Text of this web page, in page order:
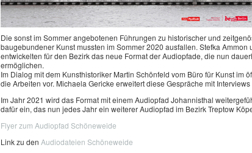
Die sonst im Sommer angebotenen Führungen zu historischer und
baugebundener Kunst mussten im Sommer 2020 ausfallen. Stefka
entwickelten für den Bezirk das neue Format der Audiopfade, die nun
ermöglichen.
Im Dialog mit dem Kunsthistoriker Martin Schönfeld vom Büro für Kunst im
die Arbeiten vor. Michaela Gericke erweitert diese Gespräche mit
Im Jahr 2021 wird das Format mit einem Audiopfad Johannisthal
dafür ein, das nun jedes Jahr ein weiterer Audiopfad im Bezirk Treptow
Flyer zum Audiopfad Schöneweide
Link zu den Audiodateien Schöneweide